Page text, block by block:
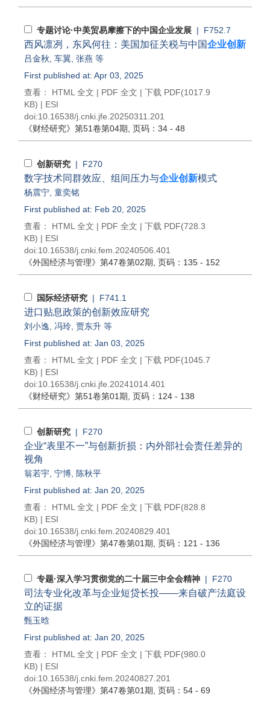
专题讨论·中美贸易摩擦下的中国企业发展 | F752.7
西风凛冽，东风何往：美国加征关税与中国企业创新
吕金秋 车翼 张燕 等
First published at: Apr 03, 2025
查看： HTML 全文 | PDF 全文 | 下载 PDF(1017.9
KB) | ESI
doi:10.16538/j.cnki.jfe.20250311.201
《财经研究》 第51卷第04期 , 页码：34 - 48
创新研究 | F270
数字技术同群效应、组间压力与企业创新模式
杨震宁 童奕铭
First published at: Feb 20, 2025
查看： HTML 全文 | PDF 全文 | 下载 PDF(728.3
KB) | ESI
doi:10.16538/j.cnki.fem.20240506.401
《外国经济与管理》 第47卷第02期 , 页码：135 - 152
国际经济研究 | F741.1
进口贴息政策的创新效应研究
刘小逸 冯玲 贾东升 等
First published at: Jan 03, 2025
查看： HTML 全文 | PDF 全文 | 下载 PDF(1045.7
KB) | ESI
doi:10.16538/j.cnki.jfe.20241014.401
《财经研究》 第51卷第01期 , 页码：124 - 138
创新研究 | F270
企业“表里不一”与创新折损：内外部社会责任差异的
视角
翁若宇 宁博
陈秋平
First published at: Jan 20, 2025
查看： HTML 全文 | PDF 全文 | 下载 PDF(828.8
KB) | ESI
doi:10.16538/j.cnki.fem.20240829.401
《外国经济与管理》 第47卷第01期 , 页码：121 - 136
专题·深入学习贯彻党的二十届三中全会精神 | F270
司法专业化改革与企业短贷长投——来自破产法庭设
立的证据
甄玉晗
First published at: Jan 20, 2025
查看： HTML 全文 | PDF 全文 | 下载 PDF(980.0
KB) | ESI
doi:10.16538/j.cnki.fem.20240827.201
《外国经济与管理》 第47卷第01期 , 页码：54 - 69